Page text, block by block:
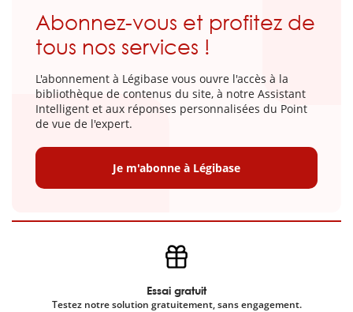
Abonnez-vous et profitez de
tous nos services !
L'abonnement à Légibase vous ouvre l'accès à la
bibliothèque de contenus du site, à notre Assistant
Intelligent et aux réponses personnalisées du Point
de vue de l'expert.
Je m'abonne à Légibase
Essai gratuit
Testez notre solution gratuitement, sans engagement.